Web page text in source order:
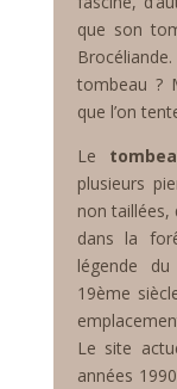
que son
tombeau ?
que l’on
Le
plusieurs
non taillées,
dans la
légende
19ème
Le site
années